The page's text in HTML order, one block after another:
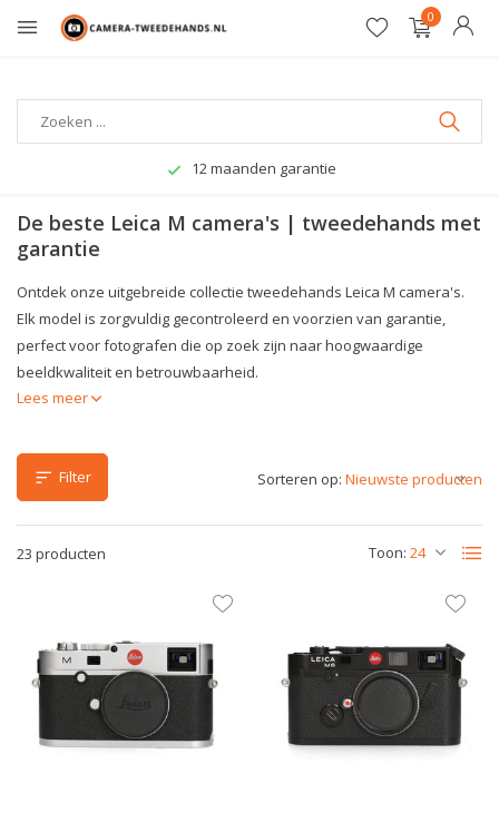
0
12 maanden garantie
De beste Leica M camera's | tweedehands met
garantie
Ontdek onze uitgebreide collectie tweedehands Leica M camera's.
Elk model is zorgvuldig gecontroleerd en voorzien van garantie,
perfect voor fotografen die op zoek zijn naar hoogwaardige
beeldkwaliteit en betrouwbaarheid.
Lees meer
Filter
23 producten Toon:
Sorteren op: